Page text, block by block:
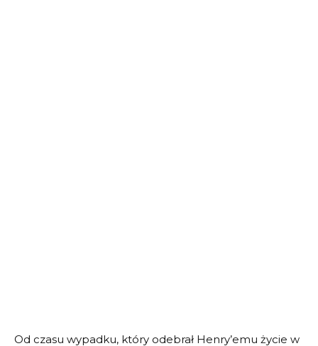
Od czasu wypadku, który odebrał Henry’emu życie w